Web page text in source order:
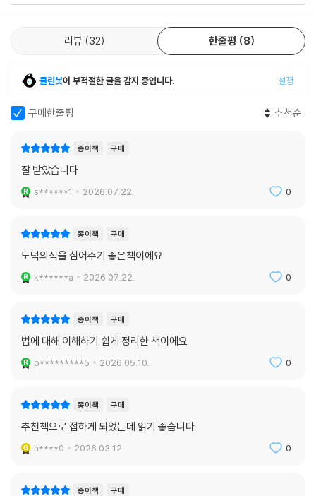
리뷰 32 한줄평 8
클린봇이 부적절한 글을 감지 중입니다. 설정
구매한줄평 추천순
종이책 구매
잘 받았습니다
s******1 2026.07.22. 0
종이책 구매
도덕의식을 심어주기 좋은책이에요
k******a 2026.07.22. 0
종이책 구매
법에 대해 이해하기 쉽게 정리한 책이에요
p*********5 2026.05.10. 0
종이책 구매
추천책으로 접하게 되었는데 읽기 좋습니다.
h****0 2026.03.12. 0
종이책 구매